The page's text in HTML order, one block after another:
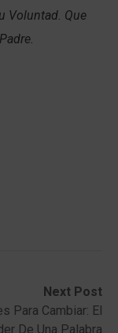
Voluntad. Que
Next Post
Para Cambiar: El
De Una Palabra